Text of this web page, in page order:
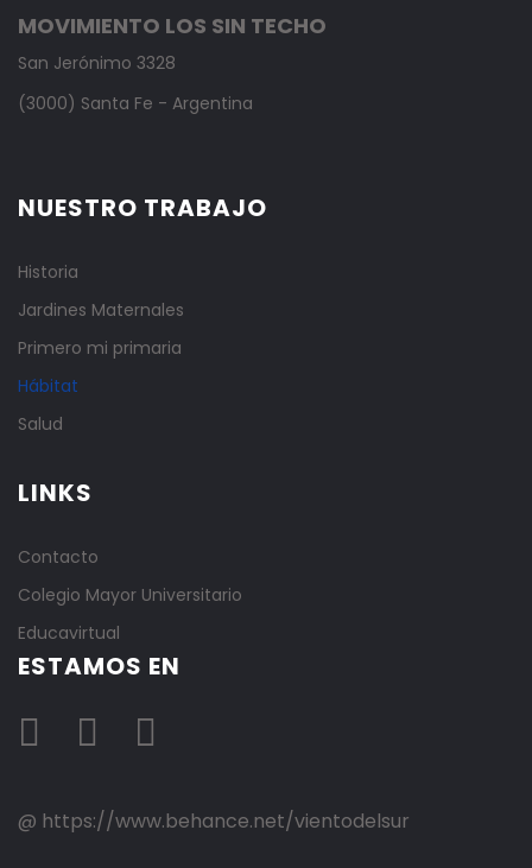
MOVIMIENTO LOS SIN TECHO
San Jerónimo 3328
(3000) Santa Fe - Argentina
NUESTRO TRABAJO
Historia
Jardines Maternales
Primero mi primaria
Hábitat
Salud
LINKS
Contacto
Colegio Mayor Universitario
Educavirtual
ESTAMOS EN
@ https://www.behance.net/vientodelsur